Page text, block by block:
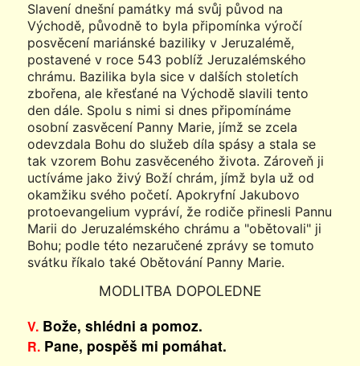
Slavení dnešní památky má svůj původ na
Východě, původně to byla připomínka výročí
posvěcení mariánské baziliky v Jeruzalémě,
postavené v roce 543 poblíž Jeruzalémského
chrámu. Bazilika byla sice v dalších stoletích
zbořena, ale křesťané na Východě slavili tento
den dále. Spolu s nimi si dnes připomínáme
osobní zasvěcení Panny Marie, jímž se zcela
odevzdala Bohu do služeb díla spásy a stala se
tak vzorem Bohu zasvěceného života. Zároveň ji
uctíváme jako živý Boží chrám, jímž byla už od
okamžiku svého početí. Apokryfní Jakubovo
protoevangelium vypráví, že rodiče přinesli Pannu
Marii do Jeruzalémského chrámu a "obětovali" ji
Bohu; podle této nezaručené zprávy se tomuto
svátku říkalo také Obětování Panny Marie.
MODLITBA DOPOLEDNE
V.Bože, shlédni a pomoz.
R.Pane, pospěš mi pomáhat.